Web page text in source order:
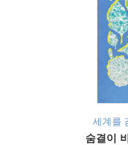
세계를
숨결이